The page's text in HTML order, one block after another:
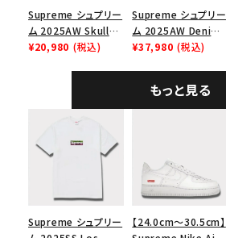
Supreme シュプリー
ム 2025AW Skull
Tee スカル Tシャ
¥20,980 (税込)
Supreme シュプリー
ム 2025AW Denim
Shoulder Bag デニ
¥37,980 (税込)
もっと見る
Supreme シュプリー
【24.0cm～30.5cm】